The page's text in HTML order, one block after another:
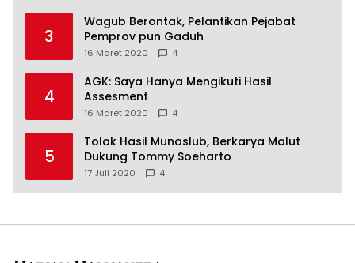
3
Wagub Berontak, Pelantikan Pejabat
Pemprov pun Gaduh
16 Maret 2020 4
4
AGK: Saya Hanya Mengikuti Hasil
Assesment
16 Maret 2020 4
5
Tolak Hasil Munaslub, Berkarya Malut
Dukung Tommy Soeharto
17 Juli 2020 4